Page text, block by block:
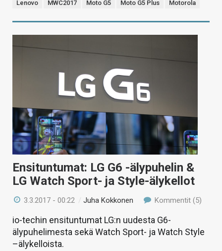
Lenovo MWC2017 Moto G5 Moto G5 Plus Motorola
Ensituntumat: LG G6 -älypuhelin &
LG Watch Sport- ja Style-älykellot
3.3.2017 - 00:22 /Juha Kokkonen Kommentit (5)
io-techin ensituntumat LG:n uudesta G6-
älypuhelimesta sekä Watch Sport- ja Watch Style
–älykelloista.